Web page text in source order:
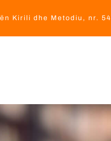
Kirili dhe Metodiu, nr. 54